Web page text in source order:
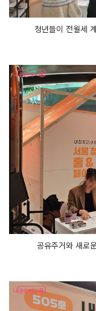
청년들이 전월세
공유주거와 새로